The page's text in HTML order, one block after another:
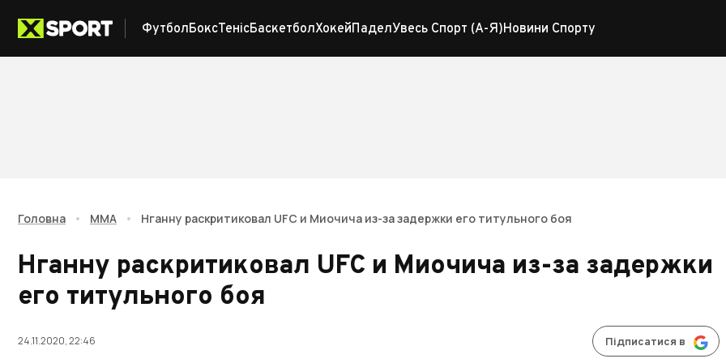
ФутболБоксТенісБаскетболХокейПаделУвесь Спорт (А-Я)Новини Спорту
Головна • ММА • Нганну раскритиковал UFC и Миочича из-за задержки его титульного боя
Нганну раскритиковал UFC и Миочича из-за задержки
его титульного боя
24.11.2020, 22:46 Підписатися в